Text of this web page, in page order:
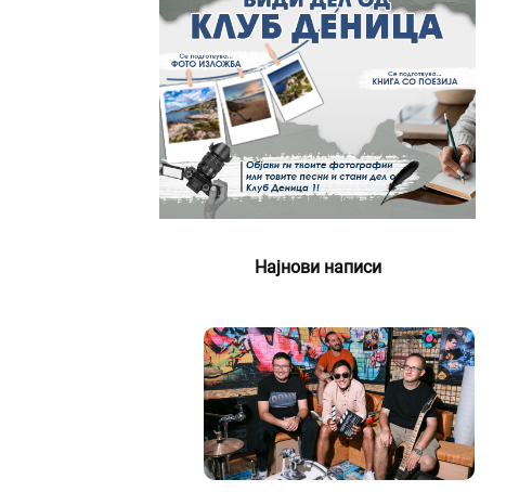
Најнови написи